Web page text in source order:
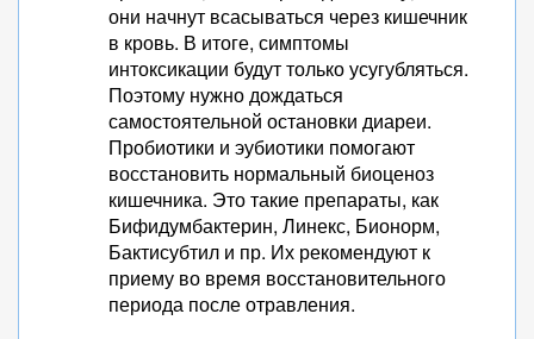
они начнут всасываться через кишечник
в кровь. В итоге, симптомы
интоксикации будут только усугубляться.
Поэтому нужно дождаться
самостоятельной остановки диареи.
Пробиотики и эубиотики помогают
восстановить нормальный биоценоз
кишечника. Это такие препараты, как
Бифидумбактерин, Линекс, Бионорм,
Бактисубтил и пр. Их рекомендуют к
приему во время восстановительного
периода после отравления.